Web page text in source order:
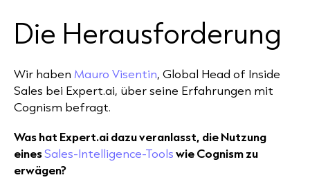
Die Herausforderung
Wir haben Mauro Visentin, Global Head of Inside
Sales bei Expert.ai, über seine Erfahrungen mit
Cognism befragt.
Was hat Expert.ai dazu veranlasst, die Nutzung
einesSales-Intelligence-Toolswie Cognism zu
erwägen?